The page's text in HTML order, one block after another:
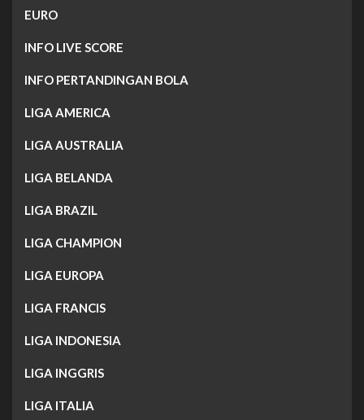
EURO
INFO LIVE SCORE
INFO PERTANDINGAN BOLA
LIGA AMERICA
LIGA AUSTRALIA
LIGA BELANDA
LIGA BRAZIL
LIGA CHAMPION
LIGA EUROPA
LIGA FRANCIS
LIGA INDONESIA
LIGA INGGRIS
LIGA ITALIA